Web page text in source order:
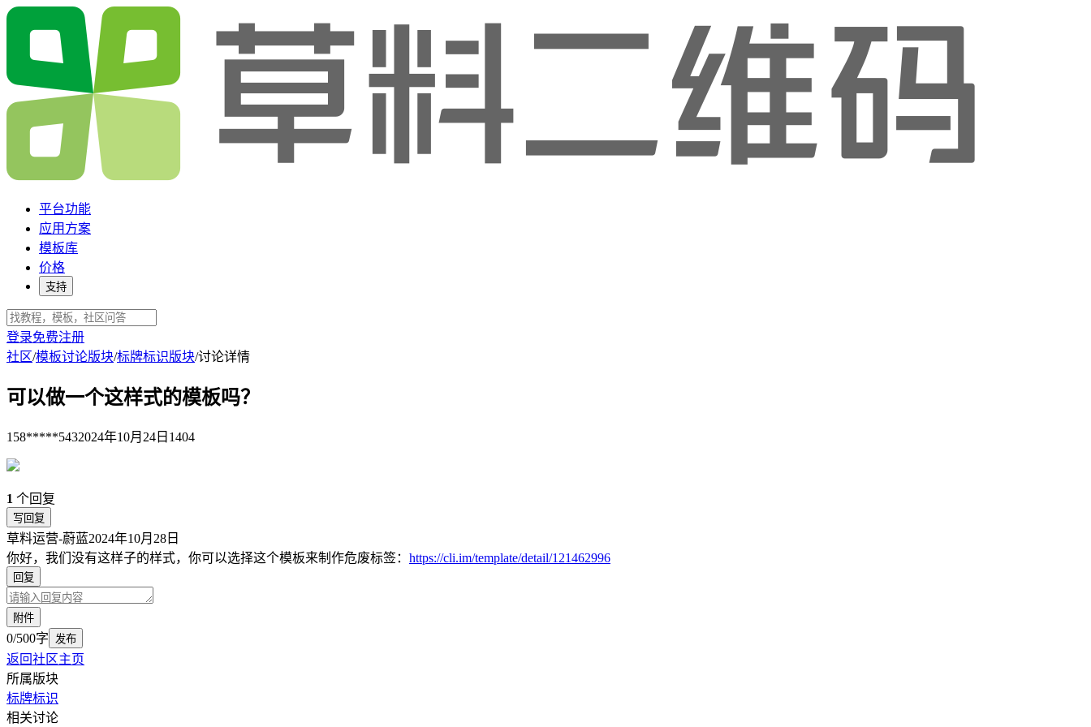
平台功能
应用方案
模板库
价格
支持
登录免费注册
社区/模板讨论版块/标牌标识版块/讨论详情
可以做一个这样式的模板吗？
158*****5432024年10月24日 1404
1 个回复
写回复
草料运营-蔚蓝2024年10月28日
你好，我们没有这样子的样式，你可以选择这个模板来制作危废标签： https://cli.im/template/detail/121462996
回复
附件
0/500字 发布
返回社区主页
所属版块
标牌标识
相关讨论